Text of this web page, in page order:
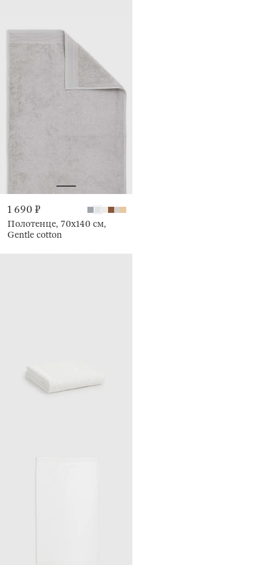
1 690 ₽
Полотенце, 70х140 см,
Gentle cotton